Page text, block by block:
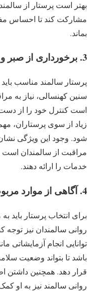
بهتر است پرستار از
مشارکت کند تا احساس
بماند.
3. برخورداری از صبر و تجربه کافی
پرستار سالمند مناسب
سنین کهنسالی، نیاز به
است کنترل خود را از دست
زیاد از سوی پرستاران،
شود. وجود این ویژگی
مراقبت از سالمندان است
خدمات را ارائه دهند.
4. آگاهی از موارد مربوط به سلامتی سالمند
برای انتخاب پرستار باید
روانی سالمندان نیز توجه
توانایی انجام آزمایشاتی
باشد تا بتواند وضعیت
قرار دهد. همچنین داشتن
روانی سالمند نیز به او